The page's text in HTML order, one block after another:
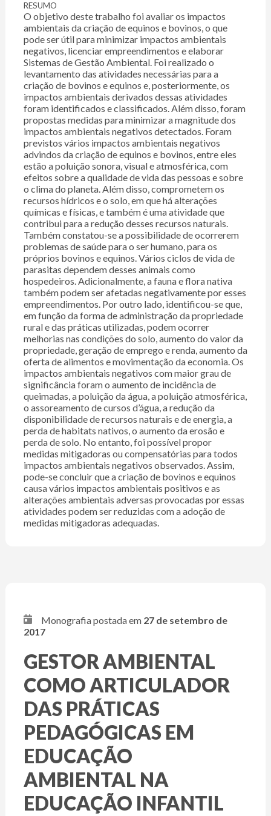
RESUMO
O objetivo deste trabalho foi avaliar os impactos
ambientais da criação de equinos e bovinos, o que
pode ser útil para minimizar impactos ambientais
negativos, licenciar empreendimentos e elaborar
Sistemas de Gestão Ambiental. Foi realizado o
levantamento das atividades necessárias para a
criação de bovinos e equinos e, posteriormente, os
impactos ambientais derivados dessas atividades
foram identificados e classificados. Além disso, foram
propostas medidas para minimizar a magnitude dos
impactos ambientais negativos detectados. Foram
previstos vários impactos ambientais negativos
advindos da criação de equinos e bovinos, entre eles
estão a poluição sonora, visual e atmosférica, com
efeitos sobre a qualidade de vida das pessoas e sobre
o clima do planeta. Além disso, comprometem os
recursos hídricos e o solo, em que há alterações
químicas e físicas, e também é uma atividade que
contribui para a redução desses recursos naturais.
Também constatou-se a possibilidade de ocorrerem
problemas de saúde para o ser humano, para os
próprios bovinos e equinos. Vários ciclos de vida de
parasitas dependem desses animais como
hospedeiros. Adicionalmente, a fauna e flora nativa
também podem ser afetadas negativamente por esses
empreendimentos. Por outro lado, identificou-se que,
em função da forma de administração da propriedade
rural e das práticas utilizadas, podem ocorrer
melhorias nas condições do solo, aumento do valor da
propriedade, geração de emprego e renda, aumento da
oferta de alimentos e movimentação da economia. Os
impactos ambientais negativos com maior grau de
significância foram o aumento de incidência de
queimadas, a poluição da água, a poluição atmosférica,
o assoreamento de cursos d’água, a redução da
disponibilidade de recursos naturais e de energia, a
perda de habitats nativos, o aumento da erosão e
perda de solo. No entanto, foi possível propor
medidas mitigadoras ou compensatórias para todos
impactos ambientais negativos observados. Assim,
pode-se concluir que a criação de bovinos e equinos
causa vários impactos ambientais positivos e as
alterações ambientais adversas provocadas por essas
atividades podem ser reduzidas com a adoção de
medidas mitigadoras adequadas.
Monografia postada em 27 de setembro de
2017
GESTOR AMBIENTAL
COMO ARTICULADOR
DAS PRÁTICAS
PEDAGÓGICAS EM
EDUCAÇÃO
AMBIENTAL NA
EDUCAÇÃO INFANTIL